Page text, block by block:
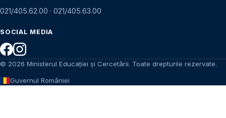
021/405.62.00 · 021/405.63.00
SOCIAL MEDIA
© 2026 Ministerul Educației și Cercetării. Toate drepturile rezervate.
Guvernul României